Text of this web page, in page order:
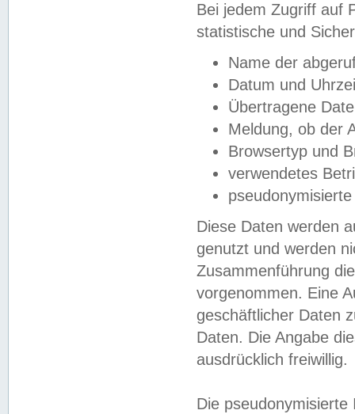
Bei jedem Zugriff auf
statistische und
Name der
Datum und
Übertragene
Meldung, ob der
Browsertyp und
verwendetes
Diese Daten werden
genutzt und werden
Zusammenführung
vorgenommen. Eine
geschäftlicher Daten
Daten. Die Angabe
ausdrücklich freiwillig.
Die